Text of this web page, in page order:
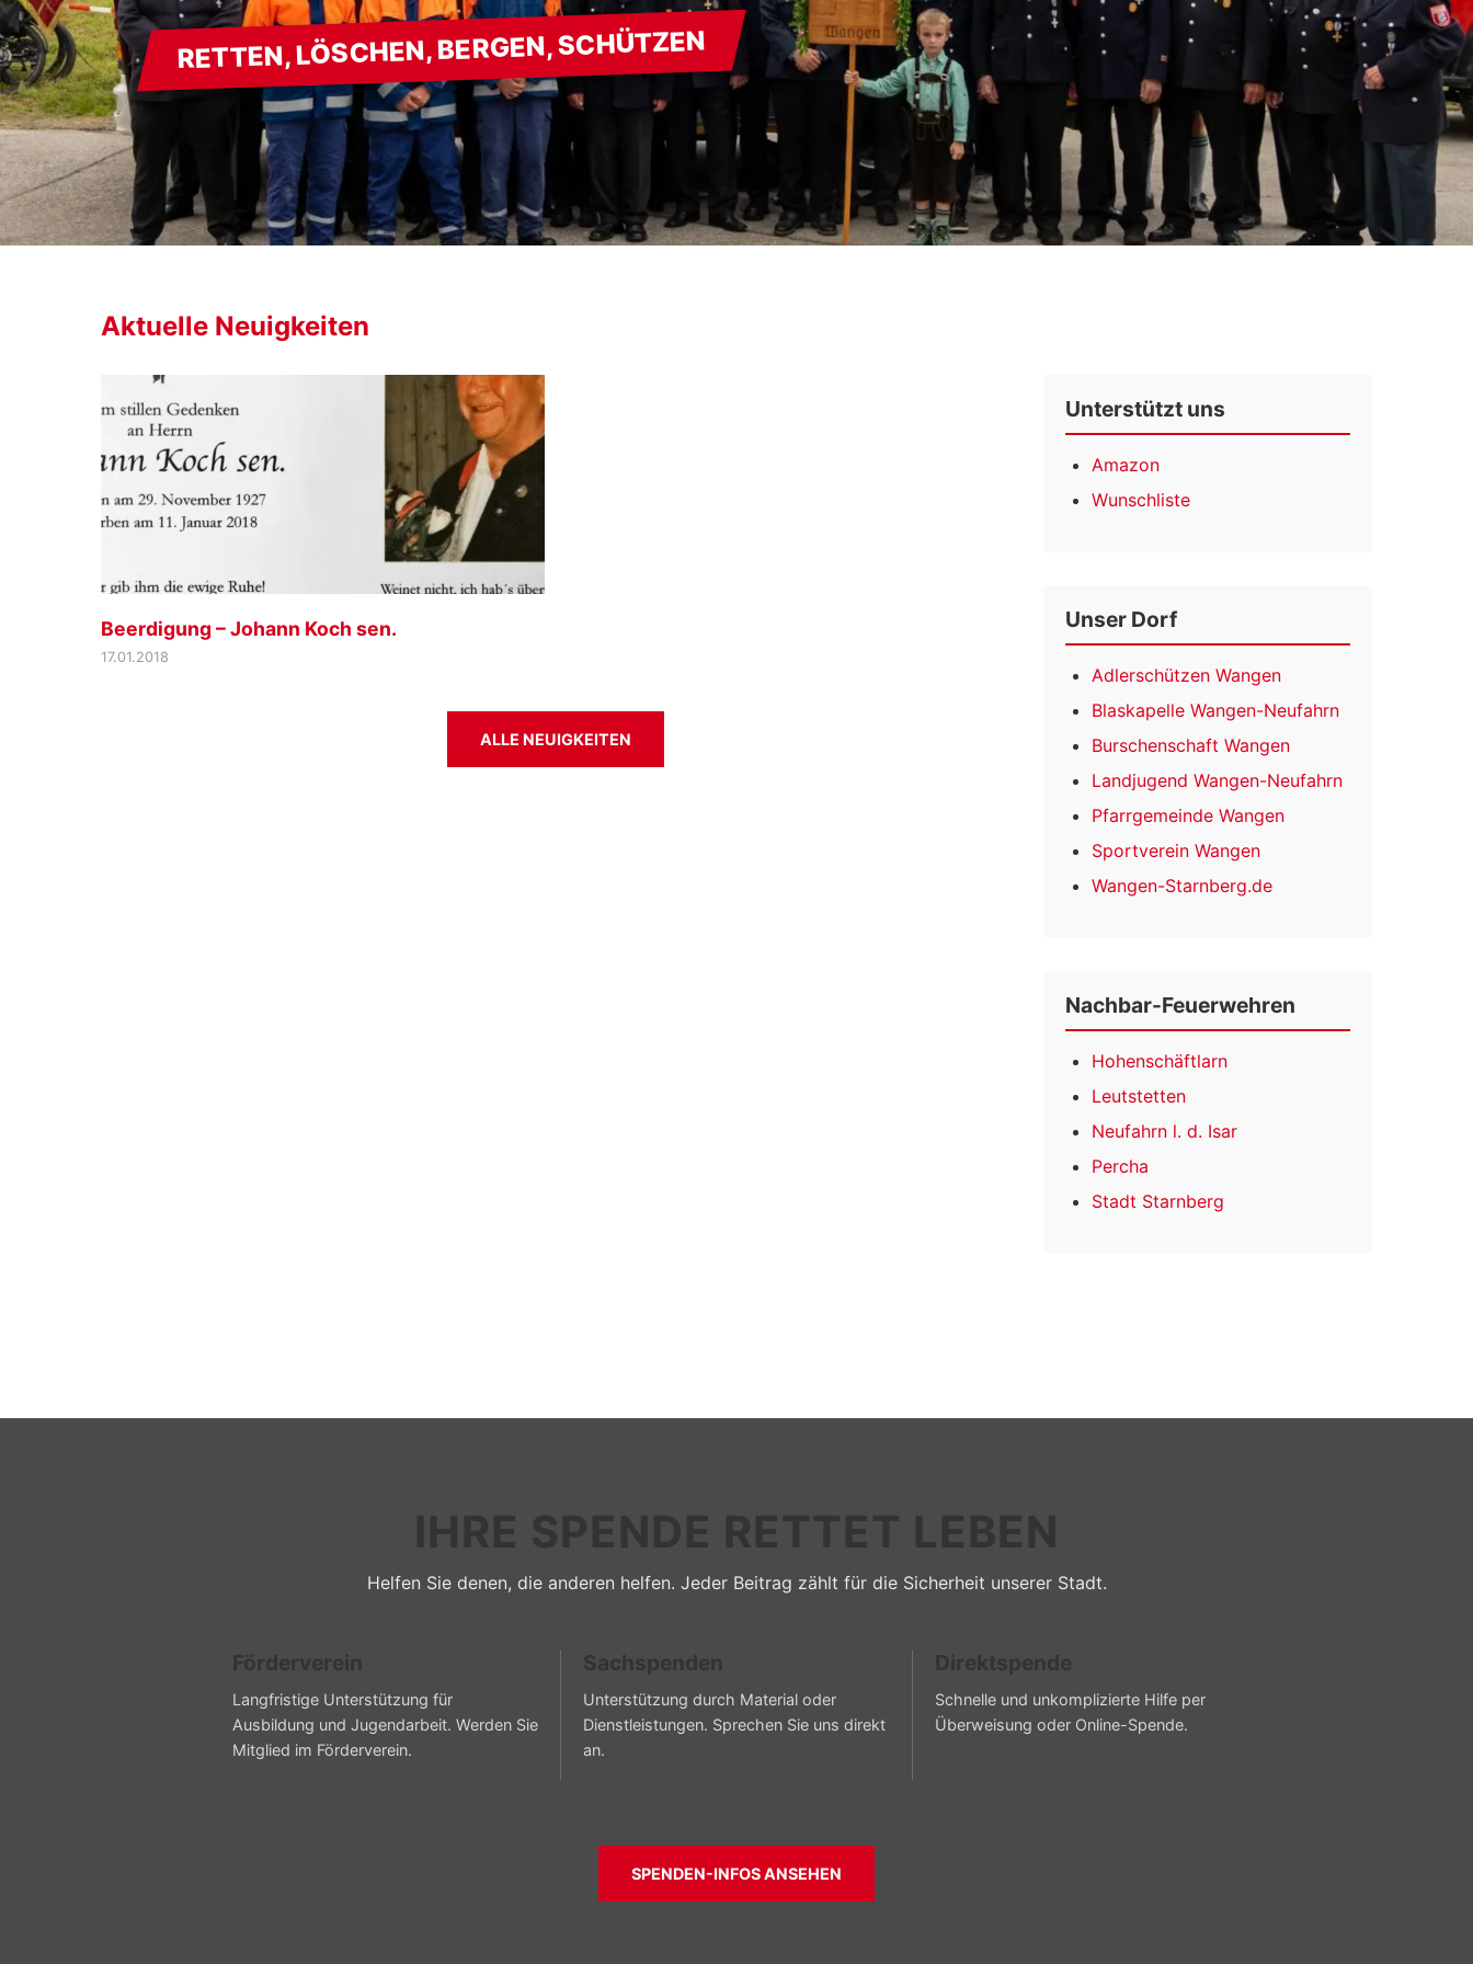
RETTEN, LÖSCHEN, BERGEN, SCHÜTZEN
Aktuelle Neuigkeiten
Beerdigung – Johann Koch sen.
17.01.2018
ALLE NEUIGKEITEN
Unterstützt uns
Amazon
Wunschliste
Unser Dorf
Adlerschützen Wangen
Blaskapelle Wangen-Neufahrn
Burschenschaft Wangen
Landjugend Wangen-Neufahrn
Pfarrgemeinde Wangen
Sportverein Wangen
Wangen-Starnberg.de
Nachbar-Feuerwehren
Hohenschäftlarn
Leutstetten
Neufahrn l. d. Isar
Percha
Stadt Starnberg
IHRE SPENDE RETTET LEBEN
Helfen Sie denen, die anderen helfen. Jeder Beitrag zählt für die Sicherheit unserer Stadt.
Förderverein
Langfristige Unterstützung für
Ausbildung und Jugendarbeit. Werden Sie
Mitglied im Förderverein.
Sachspenden
Unterstützung durch Material oder
Dienstleistungen. Sprechen Sie uns direkt
an.
Direktspende
Schnelle und unkomplizierte Hilfe per
Überweisung oder Online-Spende.
SPENDEN-INFOS ANSEHEN